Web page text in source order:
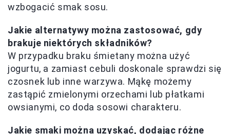
wzbogacić smak sosu.
Jakie alternatywy można zastosować, gdy
brakuje niektórych składników?
W przypadku braku śmietany można użyć
jogurtu, a zamiast cebuli doskonale sprawdzi się
czosnek lub inne warzywa. Mąkę możemy
zastąpić zmielonymi orzechami lub płatkami
owsianymi, co doda sosowi charakteru.
Jakie smaki można uzyskać, dodając różne